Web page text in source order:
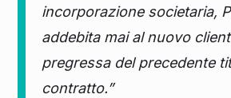
incorporazione societaria,
addebita mai al nuovo
pregressa del precedente
contratto.”